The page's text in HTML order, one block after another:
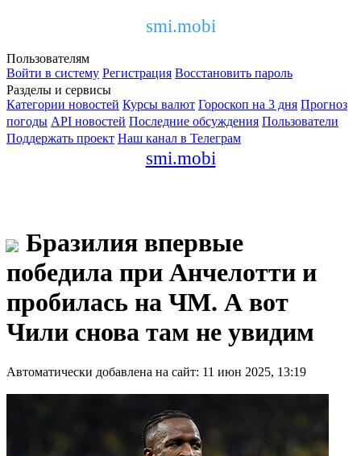
smi.mobi
Пользователям
Войти в систему Регистрация Восстановить пароль
Разделы и сервисы
Категории новостей Курсы валют Гороскоп на 3 дня Прогноз
погоды API новостей Последние обсуждения Пользователи
Поддержать проект Наш канал в Телеграм
smi.mobi
Бразилия впервые
победила при Анчелотти и
пробилась на ЧМ. А вот
Чили снова там не увидим
Автоматически добавлена на сайт: 11 июн 2025, 13:19